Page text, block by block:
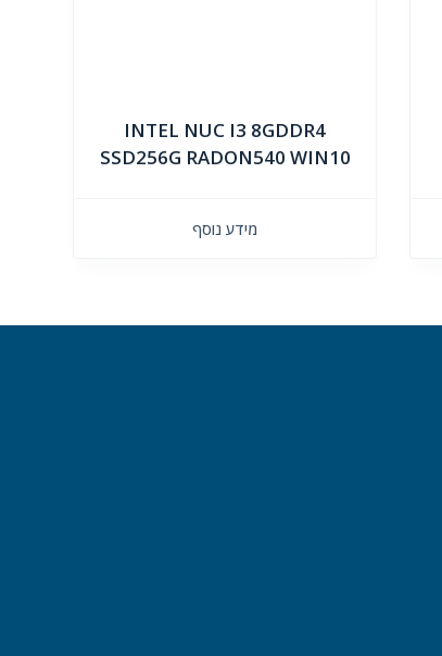
INTEL NUC I3 8GDDR4
SSD256G RADON540 WIN10
מידע נוסף